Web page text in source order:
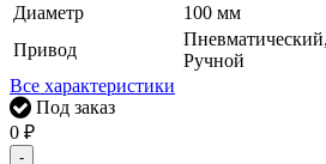
Диаметр
100 мм
Привод
Ручной
Все характеристики
Под заказ
0 ₽
-